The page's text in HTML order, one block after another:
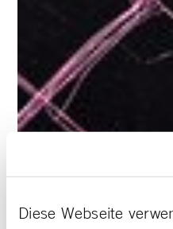
Diese Webseite